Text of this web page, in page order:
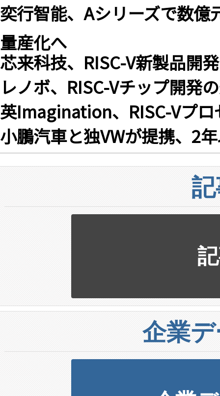
奕行智能、Aシリーズで数
量産化へ
芯来科技、RISC-V新製品開
レノボ、RISC-Vチップ開発
英Imagination、RISC-Vプ
小鵬汽車と独VWが提携、2
企業